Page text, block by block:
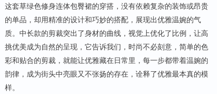
这套草绿色修身连体包臀裙的穿搭，没有依赖复杂的装饰或昂贵
的单品，却用精准的设计和巧妙的搭配，展现出优雅温婉的气
质。中长款的剪裁突出了身材的曲线，视觉上优化了比例，让高
挑优美成为自然的呈现，它告诉我们，时尚不必刻意，简单的色
彩和贴合的剪裁，就能让优雅藏在日常里，每一步都带着温婉的
韵律，成为街头中亮眼又不张扬的存在，诠释了优雅最本真的模
样。